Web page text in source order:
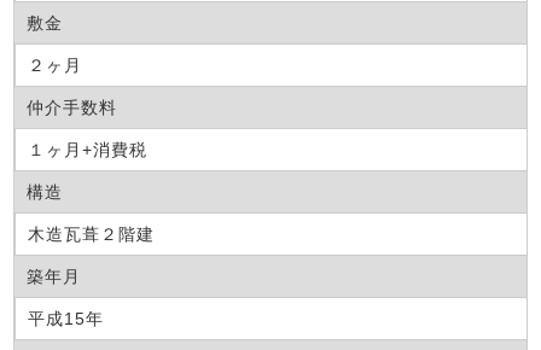
敷金
２ヶ月
仲介手数料
１ヶ月+消費税
構造
木造瓦葺２階建
築年月
平成15年